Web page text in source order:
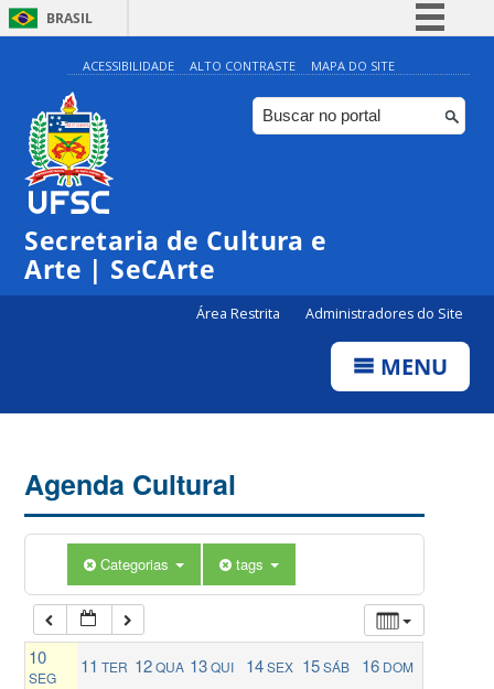
BRASIL
Simplifique!
Comunica BR
Participe
ACESSIBILIDADE ALTO CONTRASTE MAPA DO SITE
Secretaria de Cultura e
Arte | SeCArte
Área Restrita Administradores do Site
MENU
Agenda Cultural
Categorias tags
10
SEG
11 TER 12QUA 13QUI 14SEX 15SÁB 16 DOM
0:00
1:00
5:00
6:00
7:00